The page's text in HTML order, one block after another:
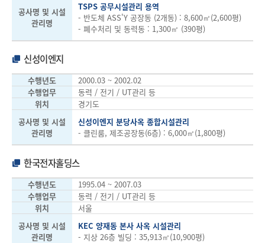
공사명 및 시설
관리명
TSPS 공무시설관리 용역
- 반도체 ASS'Y 공장동 (2개동) : 8,600㎡(2,600평)
- 폐수처리 및 동력동 : 1,300㎡ (390평)
신성이엔지
수행년도
2000.03 ~ 2002.02
수행업무
동력 / 전기 / UT관리 등
위치
경기도
공사명 및 시설
관리명
신성이엔지 분당사옥 종합시설관리
- 클린룸, 제조공장동(6층) : 6,000㎡(1,800평)
한국전자홀딩스
수행년도
1995.04 ~ 2007.03
수행업무
동력 / 전기 / UT관리 등
위치
서울
공사명 및 시설
관리명
KEC 양재동 본사 사옥 시설관리
- 지상 26층 빌딩 : 35,913㎡(10,900평)